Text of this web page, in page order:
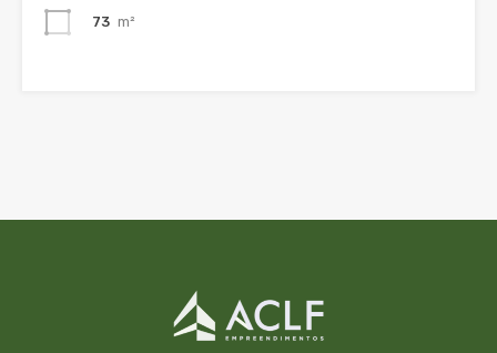
73 m²